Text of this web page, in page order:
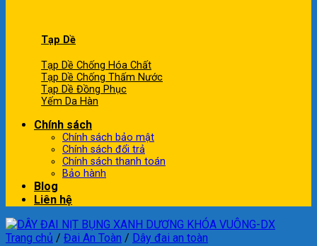
Tạp Dề
Tạp Dề Chống Hóa Chất
Tạp Dề Chống Thấm Nước
Tạp Dề Đồng Phục
Yếm Da Hàn
Chính sách
Chính sách bảo mật
Chính sách đổi trả
Chính sách thanh toán
Bảo hành
Blog
Liên hệ
Trang chủ / Đai An Toàn / Dây đai an toàn